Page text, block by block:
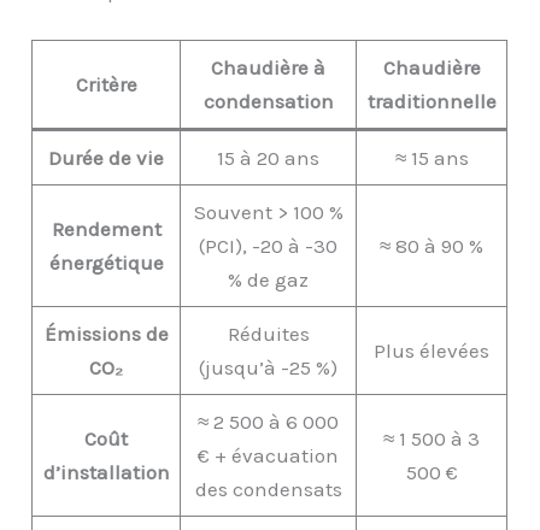
Critère
Chaudière à
condensation
Chaudière
traditionnelle
Durée de vie 15 à 20 ans ≈ 15 ans
Rendement
énergétique
Souvent > 100 %
(PCI), -20 à -30
% de gaz
≈ 80 à 90 %
Émissions de
CO₂
Réduites
(jusqu’à -25 %)
Plus élevées
Coût
d’installation
≈ 2 500 à 6 000
€ + évacuation
des condensats
≈ 1 500 à 3
500 €